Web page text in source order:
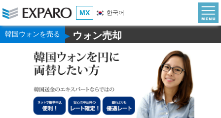
MX 한국어
韓国ウォンを売る ▶ウォン売却